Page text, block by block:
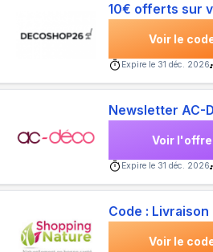
10€ offerts sur
Voir le
Expire le 31 déc. 2026
Newsletter AC-
Voir l'offre
Expire le 31 déc. 2026
Code :
Voir le